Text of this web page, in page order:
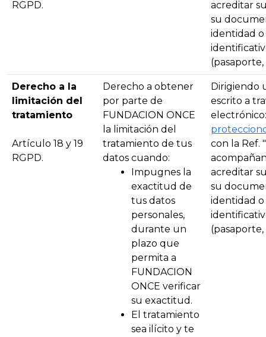
RGPD.
acreditar
su
identidad
(pasaporte,
Derecho a la
limitación del
tratamiento
Artículo 18 y 19
RGPD.
Derecho a obtener
por parte de
FUNDACION ONCE
la limitación del
tratamiento de tus
datos cuando:
Impugnes la
exactitud de
tus datos
personales,
durante un
plazo que
permita a
FUNDACION
ONCE verificar
su exactitud.
El tratamiento
sea ilícito y te
Dirigiendo
escrito a
electrónico:
con la Ref.
acreditar
su
identidad
(pasaporte,